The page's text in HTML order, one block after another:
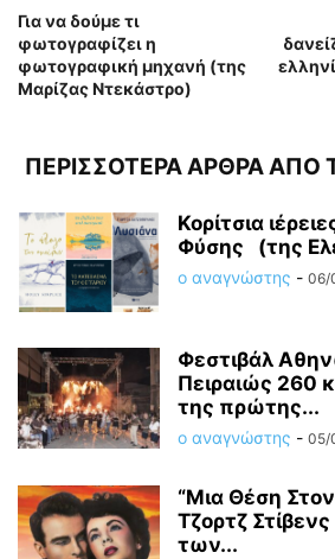
Για να δούμε τι
φωτογραφίζει η
φωτογραφική μηχανή (της
Μαρίζας Ντεκάστρο)
ΠΕΡΙΣΣΟΤΕΡΑ ΑΡΘΡΑ ΑΠΟ
Κορίτσια
Φύσης (της
ο αναγνώστης - 06/
Φεστιβάλ
Πειραιώς 260
της πρώτης...
ο αναγνώστης - 05/
“Μια Θέση Στον
Τζορτζ
των...